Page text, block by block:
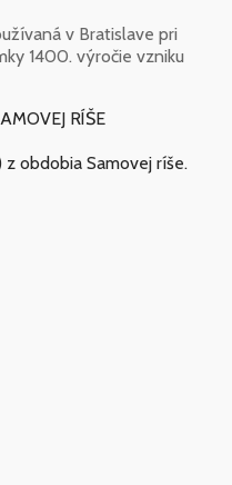
v Bratislave pri
1400. výročie vzniku
RÍŠE
obdobia Samovej ríše.